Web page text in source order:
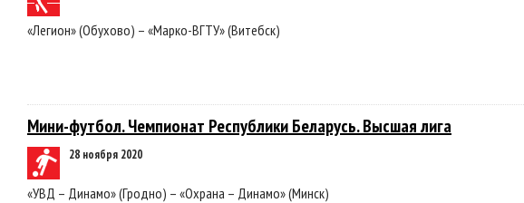
«Легион» (Обухово) – «Марко-ВГТУ» (Витебск)
Мини-футбол. Чемпионат Республики Беларусь. Высшая лига
28 ноября 2020
«УВД – Динамо» (Гродно) – «Охрана – Динамо» (Минск)